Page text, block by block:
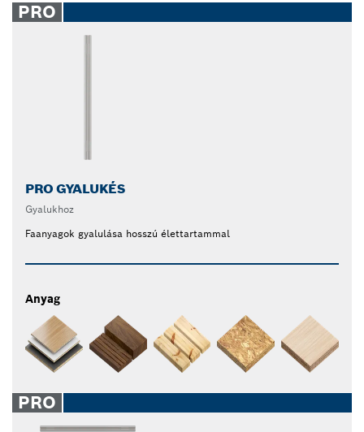
PRO
PRO GYALUKÉS
Gyalukhoz
Faanyagok gyalulása hosszú élettartammal
Anyag
PRO